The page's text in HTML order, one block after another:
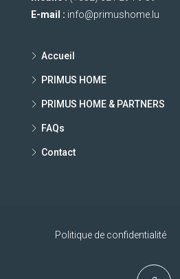
E-mail : info@primushome.lu
Accueil
PRIMUS HOME
PRIMUS HOME & PARTNERS
FAQs
Contact
Politique de confidentialité